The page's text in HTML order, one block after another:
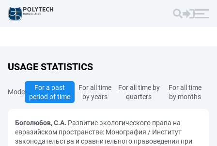
USAGE STATISTICS
Mode
For a past
period of time
For all time
by years
For all time by
quarters
For all time
by months
Боголюбов, С.А. Развитие экологического права на
евразийском пространстве: Монография / Институт
законодательства и сравнительного правоведения при